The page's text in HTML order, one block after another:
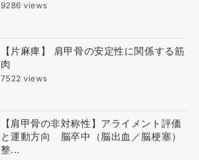
9286 views
【片麻痺】 肩甲骨の安定性に関係する筋
肉
7522 views
【肩甲骨の非対称性】アライメント評価
と運動方向 脳卒中（脳出血／脳梗塞）
整...